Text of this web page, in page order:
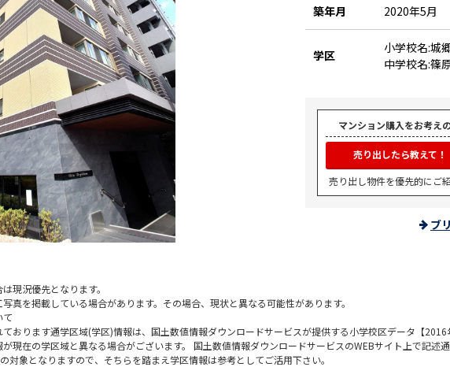
築年月 2020年5月
学区
小学校名:城
中学校名:篠
マンション購入をお考え
売り出したら教えて！
売り出し物件を優先的にご
ブ
現況優先となります。
真を掲載している場合があります。その場合、現状と異なる可能性があります。
て
おります通学区域(学区)情報は、国土数値情報ダウンロードサービスが提供する小学校区データ【
現在の学区域と異なる場合がございます。 国土数値情報ダウンロードサービスのWEBサイト上で記述
対象となりますので、そちらを踏まえ学区情報は参考としてご活用下さい。